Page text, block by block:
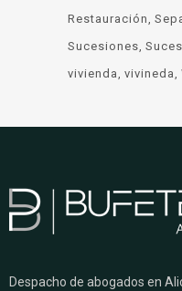
Restauración
Sucesiones
vivienda vivineda
Despacho de abogados en